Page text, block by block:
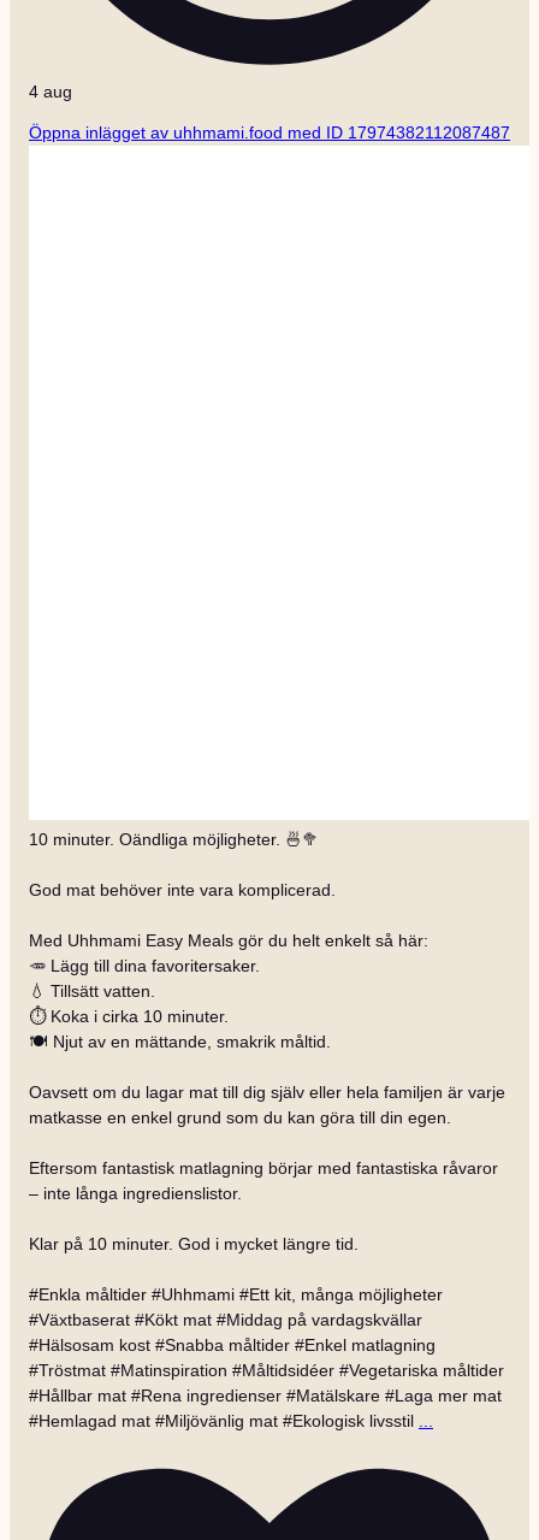
4 aug
Öppna inlägget av uhhmami.food med ID 17974382112087487
10 minuter. Oändliga möjligheter. 🍜🥦
God mat behöver inte vara komplicerad.
Med Uhhmami Easy Meals gör du helt enkelt så här:
🥕 Lägg till dina favoritersaker.
💧 Tillsätt vatten.
⏱️ Koka i cirka 10 minuter.
🍽️ Njut av en mättande, smakrik måltid.
Oavsett om du lagar mat till dig själv eller hela familjen är varje
matkasse en enkel grund som du kan göra till din egen.
Eftersom fantastisk matlagning börjar med fantastiska råvaror
– inte långa ingredienslistor.
Klar på 10 minuter. God i mycket längre tid.
#Enkla måltider #Uhhmami #Ett kit, många möjligheter
#Växtbaserat #Kökt mat #Middag på vardagskvällar
#Hälsosam kost #Snabba måltider #Enkel matlagning
#Tröstmat #Matinspiration #Måltidsidéer #Vegetariska måltider
#Hållbar mat #Rena ingredienser #Matälskare #Laga mer mat
#Hemlagad mat #Miljövänlig mat #Ekologisk livsstil